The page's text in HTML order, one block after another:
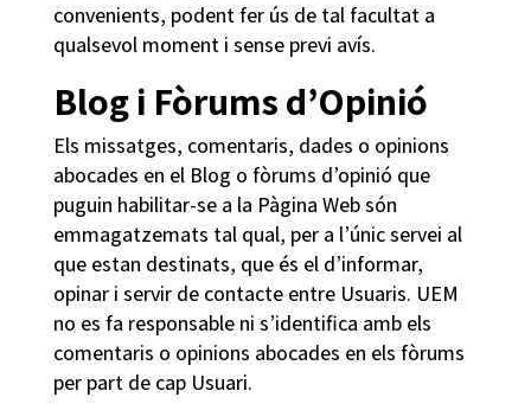
convenients, podent fer ús de tal facultat a
qualsevol moment i sense previ avís.
Blog i Fòrums d’Opinió
Els missatges, comentaris, dades o opinions
abocades en el Blog o fòrums d’opinió que
puguin habilitar-se a la Pàgina Web són
emmagatzemats tal qual, per a l’únic servei al
que estan destinats, que és el d’informar,
opinar i servir de contacte entre Usuaris. UEM
no es fa responsable ni s’identifica amb els
comentaris o opinions abocades en els fòrums
per part de cap Usuari.